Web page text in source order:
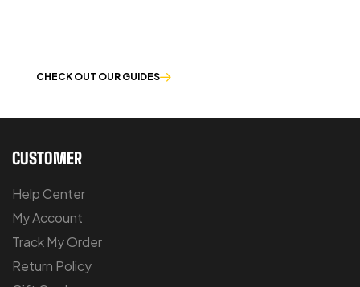
CHECK OUT OUR GUIDES
CUSTOMER
Help Center
My Account
Track My Order
Return Policy